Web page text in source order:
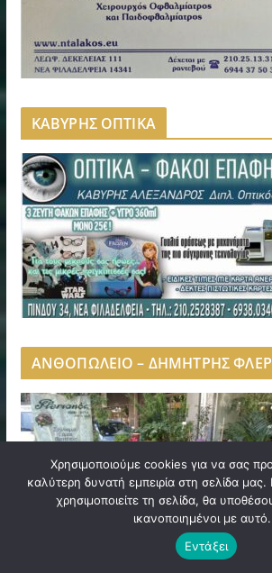
ΚΑΒΥΡΗΣ ΟΠΤΙΚΑ
ΑΝΘΟΠΩΛΕΙΟ – ΔΗΜΗΤΡΗΣ
Χρησιμοποιούμε cookies για να σας
καλύτερη δυνατή εμπειρία στη σελίδα
χρησιμοποιείτε τη σελίδα, θα
ικανοποιημένοι με αυτό.
Εντάξει